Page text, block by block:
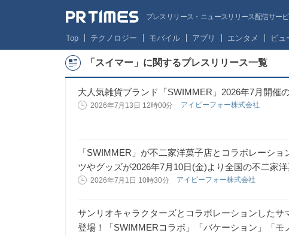
プレスリリース・ニュースリリース配信サー
Top テクノロジー モバイル アプリ エンタメ ビュ
「スイマー」に関するプレスリリース一覧
大人気雑貨ブランド「SWIMMER」2026年7月開催
2026年7月13日 12時00分 アイピーフォー株式会社
「SWIMMER」が不二家洋菓子店とコラボレーシ
ツやグッズが2026年7月10日(金)より全国の不二家洋
2026年7月1日 10時30分 アイピーフォー株式会社
サンリオキャラクターズとコラボレーションしたサ
登場！「SWIMMERコラボ」「バケーション」「モ